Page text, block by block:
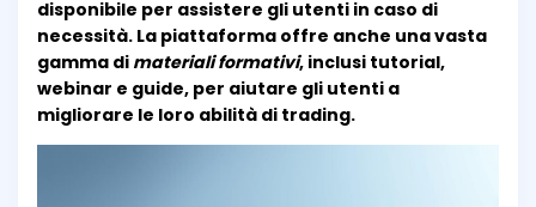
disponibile per assistere gli utenti in caso di
necessità. La piattaforma offre anche una vasta
gamma di materiali formativi, inclusi tutorial,
webinar e guide, per aiutare gli utenti a
migliorare le loro abilità di trading.